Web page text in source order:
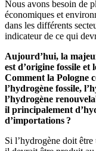
Nous avons besoin de
économiques et
dans les différents
indicateur de ce qui
Aujourd’hui, la
est d’origine fossile et
Comment la Pologne
l’hydrogène fossile,
l’hydrogène
il principalement
d’importations ?
Si l’hydrogène doit